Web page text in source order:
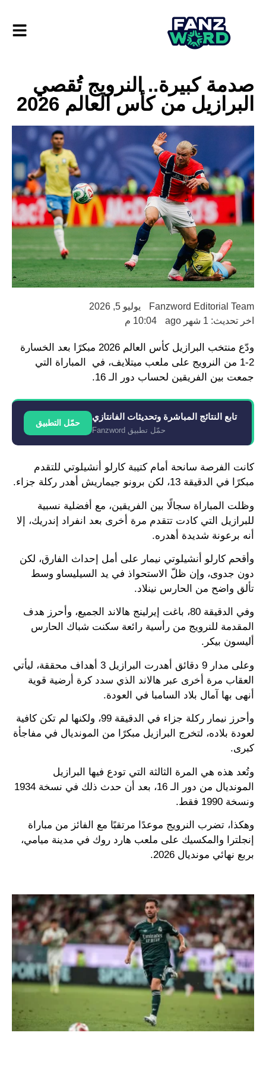
صدمة كبيرة.. النرويج تُقصي
البرازيل من كأس العالم 2026
Fanzword Editorial Team
يوليو 5, 2026
اخر تحديث: 1 شهر ago
10:04 م
ودّع منتخب البرازيل كأس العالم 2026 مبكرًا بعد الخسارة
2-1 من النرويج على ملعب ميتلايف، في المباراة التي
جمعت بين الفريقين لحساب دور الـ 16.
تابع النتائج المباشرة وتحديثات الفانتازي
حمّل تطبيق Fanzword
حمّل التطبيق
كانت الفرصة سانحة أمام كتيبة كارلو أنشيلوتي للتقدم
مبكرًا في الدقيقة 13، لكن برونو جيماريش أهدر ركلة جزاء.
وظلت المباراة سجالًا بين الفريقين، مع أفضلية نسبية
للبرازيل التي كادت تتقدم مرة أخرى بعد انفراد إندريك، إلا
أنه برعونة شديدة أهدره.
وأقحم كارلو أنشيلوتي نيمار على أمل إحداث الفارق، لكن
دون جدوى، وإن ظلّ الاستحواذ في يد السيليساو وسط
تألق واضح من الحارس نينلاد.
وفي الدقيقة 80، باغت إيرلينج هالاند الجميع، وأحرز هدف
المقدمة للنرويج من رأسية رائعة سكنت شباك الحارس
أليسون بيكر.
وعلى مدار 9 دقائق أهدرت البرازيل 3 أهداف محققة، ليأتي
العقاب مرة أخرى عبر هالاند الذي سدد كرة أرضية قوية
أنهى بها آمال بلاد السامبا في العودة.
وأحرز نيمار ركلة جزاء في الدقيقة 99، ولكنها لم تكن كافية
لعودة بلاده، لتخرج البرازيل مبكرًا من المونديال في مفاجأة
كبرى.
وتُعد هذه هي المرة الثالثة التي تودع فيها البرازيل
المونديال من دور الـ 16، بعد أن حدث ذلك في نسخة 1934
ونسخة 1990 فقط.
وهكذا، تضرب النرويج موعدًا مرتقبًا مع الفائز من مباراة
إنجلترا والمكسيك على ملعب هارد روك في مدينة ميامي،
بربع نهائي مونديال 2026.